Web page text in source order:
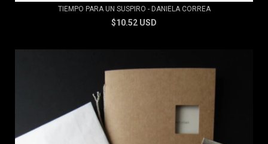
TIEMPO PARA UN SUSPIRO - DANIELA CORREA
$10.52 USD